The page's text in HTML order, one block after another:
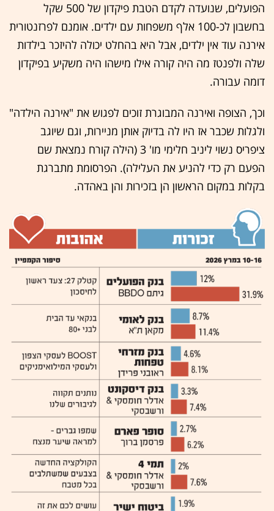
הפועלים, שנועדה לקדם הטבת פיקדון של 500 שקל
בחשבון לכ-100 אלף משפחות עם ילדים. אומנם לפרזנטורית
אירנה עוד אין ילדים, אבל היא בהחלט יכולה להיזכר בילדות
שלה ולפנטז מה היה קורה אילו מישהו היה משקיע בפיקדון
דומה עבורה.
וכך, הצופה ואירנה המבוגרת זוכים לפגוש את "אירנה הילדה"
ולגלות שכבר אז היו לה בדיוק אותן מניירות, וגם שיוגב
ציפריס נשוי ליניב חלימי מו' 3 (הילה קורח נמצאת שם
הפעם רק כדי להניע את העלילה). הפרסומת מתברגת
בקלות במקום הראשון הן בזכירות והן באהדה.